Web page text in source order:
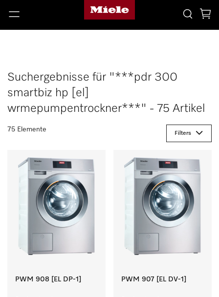
Suchergebnisse für "***pdr 300
smartbiz hp [el]
wrmepumpentrockner***" - 75 Artikel
75 Elemente
Filters
PWM 908 [EL DP-1] PWM 907 [EL DV-1]